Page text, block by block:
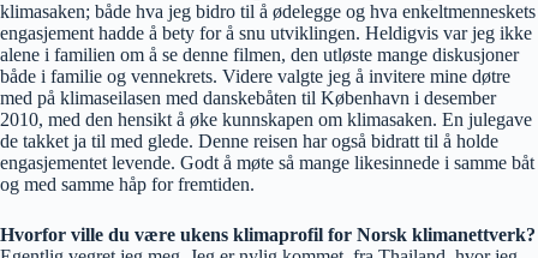
klimasaken; både hva jeg bidro til å ødelegge og hva enkeltmenneskets
engasjement hadde å bety for å snu utviklingen. Heldigvis var jeg ikke
alene i familien om å se denne filmen, den utløste mange diskusjoner
både i familie og vennekrets. Videre valgte jeg å invitere mine døtre
med på klimaseilasen med danskebåten til København i desember
2010, med den hensikt å øke kunnskapen om klimasaken. En julegave
de takket ja til med glede. Denne reisen har også bidratt til å holde
engasjementet levende. Godt å møte så mange likesinnede i samme båt
og med samme håp for fremtiden.
Hvorfor ville du være ukens klimaprofil for Norsk klimanettverk?